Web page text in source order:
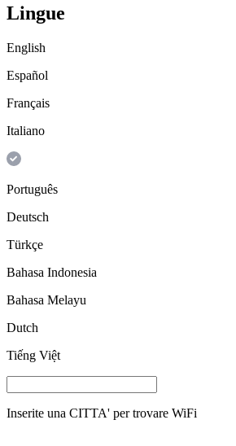
Lingue
English
Español
Français
Italiano
Português
Deutsch
Türkçe
Bahasa Indonesia
Bahasa Melayu
Dutch
Tiếng Việt
Inserite una CITTA' per trovare WiFi